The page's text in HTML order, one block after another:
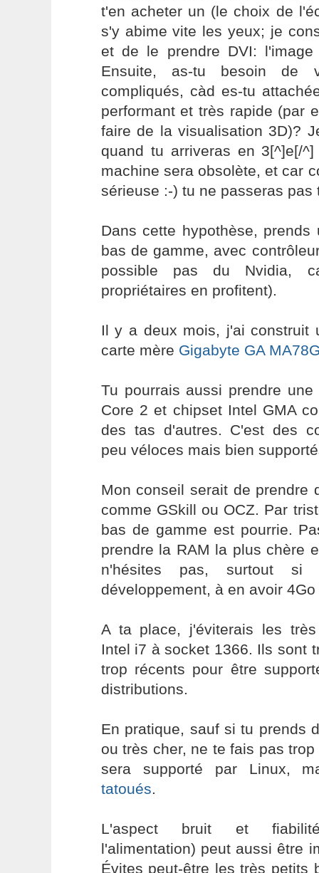
t'en acheter un (le choix de
s'y abime vite les yeux; je
et de le prendre DVI:
Ensuite, as-tu besoin de
compliqués, càd es-tu
performant et très rapide (par
faire de la visualisation 3D)?
quand tu arriveras en 3[^]e[/
machine sera obsolète, et car
sérieuse :-) tu ne passeras pas
Dans cette hypothèse,
bas de gamme, avec
possible pas du Nvidia,
propriétaires en profitent).
Il y a deux mois, j'ai construit
carte mère Gigabyte GA
Tu pourrais aussi prendre
Core 2 et chipset Intel GMA
des tas d'autres. C'est des
peu véloces mais bien
Mon conseil serait de prendre
comme GSkill ou OCZ. Par
bas de gamme est pourrie.
prendre la RAM la plus chère
n'hésites pas, surtout
développement, à en avoir
A ta place, j'éviterais les très
Intel i7 à socket 1366. Ils sont
trop récents pour être
distributions.
En pratique, sauf si tu prends
ou très cher, ne te fais pas
sera supporté par Linux,
tatoués.
L'aspect bruit et
l'alimentation) peut aussi être
Évites peut-être les très petits